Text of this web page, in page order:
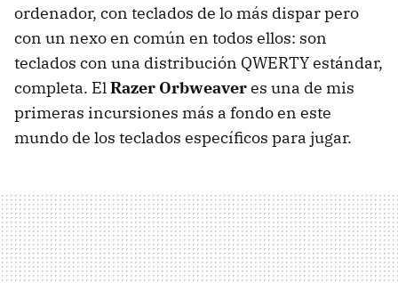
ordenador, con teclados de lo más dispar pero
con un nexo en común en todos ellos: son
teclados con una distribución QWERTY estándar,
completa. ElRazer Orbweaveres una de mis
primeras incursiones más a fondo en este
mundo de los teclados específicos para jugar.